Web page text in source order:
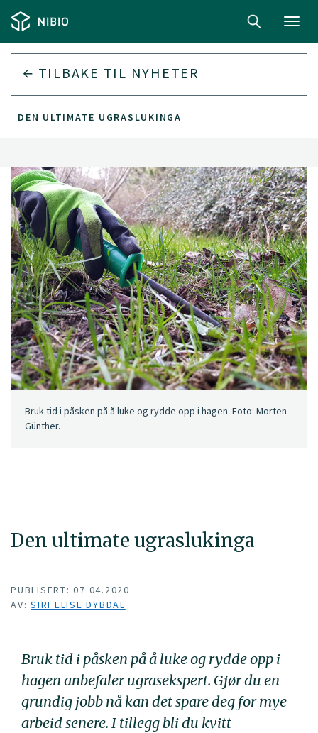
TILBAKE TIL NYHETER
DEN ULTIMATE UGRASLUKINGA
Den ultimate ugraslukinga
Bruk tid i påsken på å luke og rydde opp i hagen. Foto: Morten
Günther.
PUBLISERT: 07.04.2020
AV: SIRI ELISE DYBDAL
Bruk tid i påsken på å luke og rydde opp i
hagen anbefaler ugrasekspert. Gjør du en
grundig jobb nå kan det spare deg for mye
arbeid senere. I tillegg bli du kvitt